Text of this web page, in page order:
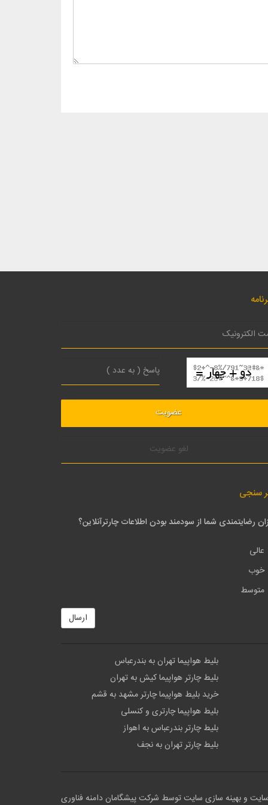
لغو عضویت
سنجی
رضایتمندی شما از سودمند بودن اطلاعات چارترآنلاین؟
عالی
خوب
متوسط
ارسال
بلیط هواپیما تهران به بندرعباس
بلیط چارتر هواپیما کیش به تهران
خرید بلیط هواپیما چارتر مشهد به قشم
بلیط هواپیما چارتری و کنسلی
بلیط چارتر بندرعباس به اهواز
بلیط چارتر تهران به نجف
و بهینه سازی سایت توسط شرکت پیشگامان دامنه فناوری